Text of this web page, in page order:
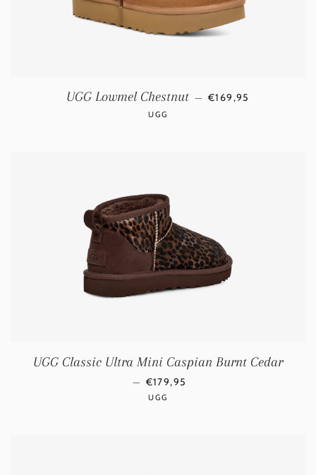
UGG Lowmel Chestnut — NORMALE PRIJS
€169,95
UGG
UGG Classic Ultra Mini Caspian Burnt Cedar
— NORMALE PRIJS
€179,95
UGG